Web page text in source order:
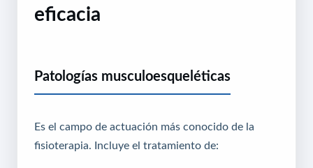
eficacia
Patologías musculoesqueléticas
Es el campo de actuación más conocido de la
fisioterapia. Incluye el tratamiento de: